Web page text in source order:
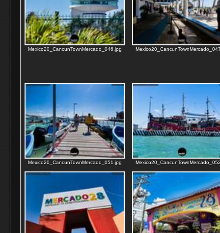
Mexico20_CancunTownMercado_046.jpg
Mexico20_CancunTownMercado_051.jpg